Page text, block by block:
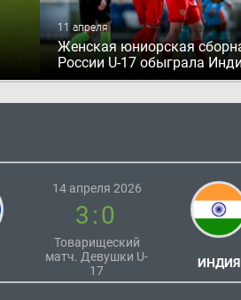
11 апреля
Женская юниорская
России U-17 обыграла
14 апреля 2026
3:0
Товарищеский
матч. Девушки U-
17
ИНДИЯ